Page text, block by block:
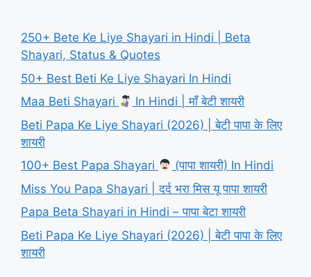
250+ Bete Ke Liye Shayari in Hindi | Beta
Shayari, Status & Quotes
50+ Best Beti Ke Liye Shayari In Hindi
Maa Beti Shayari
In Hindi | माँ बेटी शायरी
Beti Papa Ke Liye Shayari (2026) | बेटी पापा के लिए
शायरी
100+ Best Papa Shayari
(पापा शायरी) In Hindi
Miss You Papa Shayari | दर्द भरा मिस यू पापा शायरी
Papa Beta Shayari in Hindi – पापा बेटा शायरी
Beti Papa Ke Liye Shayari (2026) | बेटी पापा के लिए
शायरी